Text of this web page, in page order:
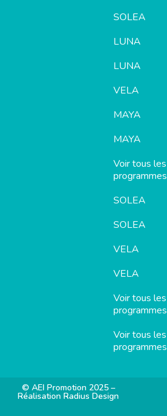
SOLEA
LUNA
LUNA
VELA
MAYA
MAYA
Voir tous les
programmes
SOLEA
SOLEA
VELA
VELA
Voir tous les
programmes
Voir tous les
programmes
© AEI Promotion 2025 –
Réalisation Radius Design